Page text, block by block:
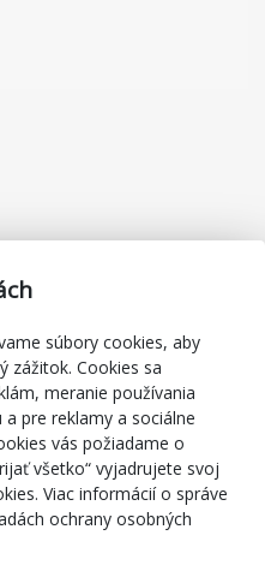
súbory cookies, aby
zážitok. Cookies sa
meranie používania
pre reklamy a sociálne
vás požiadame o
všetko“ vyjadrujete svoj
Viac informácií o správe
ochrany osobných